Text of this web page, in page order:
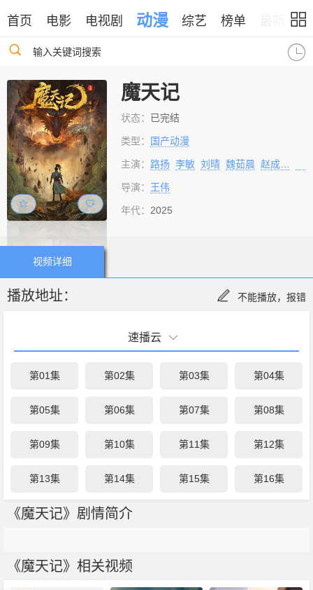
首页 电影 电视剧 动漫 综艺 榜单
输入关键词搜索
魔天记
状态： 已完结
类型： 国产动漫
主演： 路扬 李敏 刘晴 魏茹晨 赵成晨
导演： 王伟
年代： 2025
视频详细
播放地址： 不能播放，报错
速播云
第01集 第02集 第03集 第04集
第05集 第06集 第07集 第08集
第09集 第10集 第11集 第12集
第13集 第14集 第15集 第16集
《魔天记》剧情简介
《魔天记》相关视频